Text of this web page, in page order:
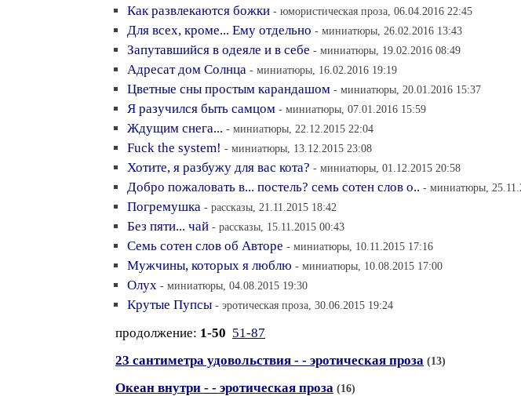
Как развлекаются божки - юмористическая проза, 06.04.2016 22:45
Для всех, кроме... Ему отдельно - миниатюры, 26.02.2016 13:43
Запутавшийся в одеяле и в себе - миниатюры, 19.02.2016 08:49
Адресат дом Солнца - миниатюры, 16.02.2016 19:19
Цветные сны простым карандашом - миниатюры, 20.01.2016 15:37
Я разучился быть самцом - миниатюры, 07.01.2016 15:59
Ждущим снега... - миниатюры, 22.12.2015 22:04
Fuck the system! - миниатюры, 13.12.2015 23:08
Хотите, я разбужу для вас кота? - миниатюры, 01.12.2015 20:58
Добро пожаловать в... постель? семь сотен слов о.. - миниатюры,
Погремушка - рассказы, 21.11.2015 18:42
Без пяти... чай - рассказы, 15.11.2015 00:43
Семь сотен слов об Авторе - миниатюры, 10.11.2015 17:16
Мужчины, которых я люблю - миниатюры, 10.08.2015 17:00
Олух - миниатюры, 04.08.2015 19:30
Крутые Пупсы - эротическая проза, 30.06.2015 19:24
продолжение: 1-50 51-87
23 сантиметра удовольствия - - эротическая проза (13)
Океан внутри - - эротическая проза (16)